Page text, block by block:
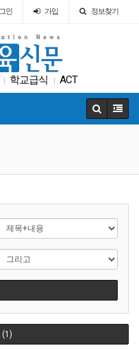
인 가입 정보찾기
학교급식 ACT
교육구 입학원서
(1)